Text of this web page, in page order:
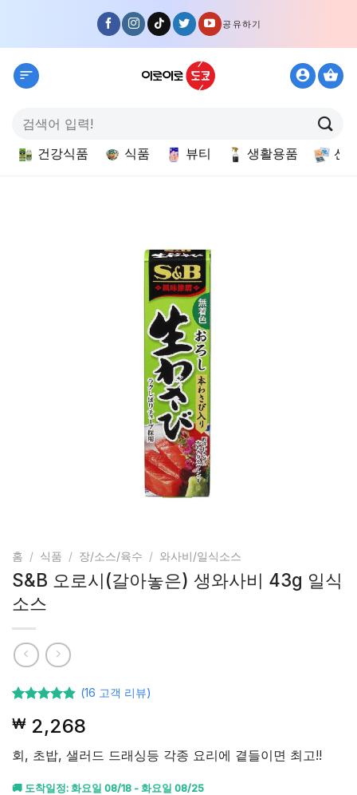
content
공유하기
색:
건강식품 식품 뷰티 생활용품 선
홈 / 식품 / 장/소스/육수 / 와사비/일식소스
S&B 오로시(갈아놓은) 생와사비 43g 일식
소스
기준으로
5점 중
4.81점을
받았습니
(16 고객 리뷰)
₩ 2,268
회, 초밥, 샐러드 드래싱등 각종 요리에 곁들이면 최고!!
🚚 도착일정: 화요일 08/18 - 화요일 08/25